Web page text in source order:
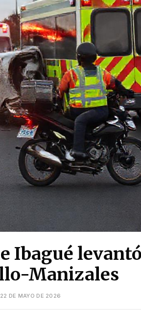
Ibagué
Manizales
22 DE MAYO DE 2026